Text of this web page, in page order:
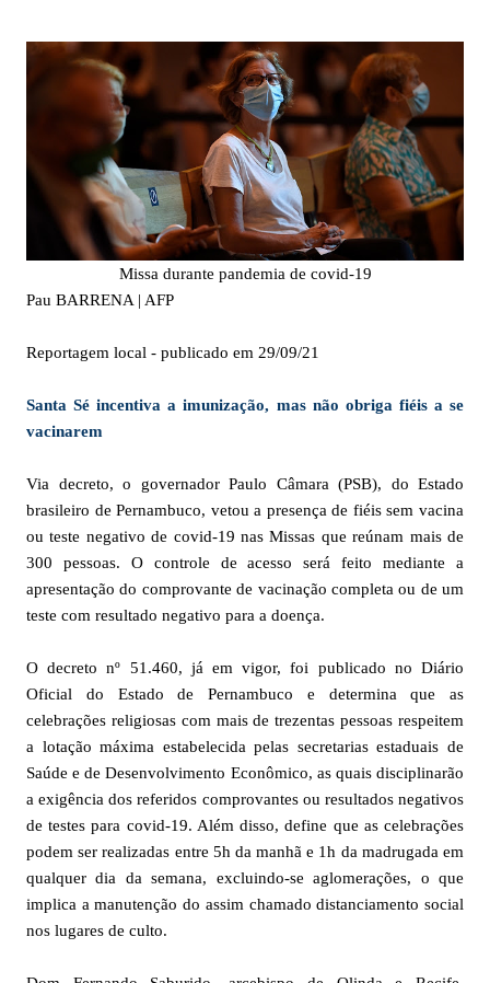
Missa durante pandemia de covid-19
Pau BARRENA | AFP
Reportagem local - publicado em 29/09/21
Santa Sé incentiva a imunização, mas não obriga fiéis a se
vacinarem
Via decreto, o governador Paulo Câmara (PSB), do Estado
brasileiro de Pernambuco, vetou a presença de fiéis sem vacina
ou teste negativo de covid-19 nas Missas que reúnam mais de
300 pessoas. O controle de acesso será feito mediante a
apresentação do comprovante de vacinação completa ou de um
teste com resultado negativo para a doença.
O decreto nº 51.460, já em vigor, foi publicado no Diário
Oficial do Estado de Pernambuco e determina que as
celebrações religiosas com mais de trezentas pessoas respeitem
a lotação máxima estabelecida pelas secretarias estaduais de
Saúde e de Desenvolvimento Econômico, as quais disciplinarão
a exigência dos referidos comprovantes ou resultados negativos
de testes para covid-19. Além disso, define que as celebrações
podem ser realizadas entre 5h da manhã e 1h da madrugada em
qualquer dia da semana, excluindo-se aglomerações, o que
implica a manutenção do assim chamado distanciamento social
nos lugares de culto.